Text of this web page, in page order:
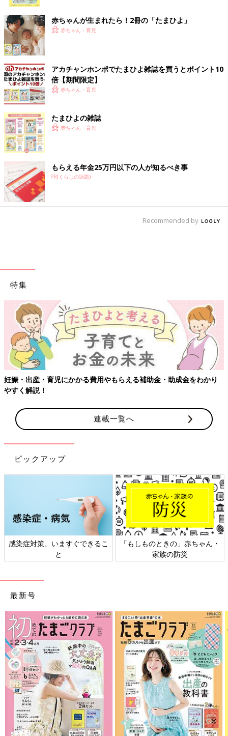
世、親だから…って
あきらめない、チャ
レンジし続ける理由
とは
山登りに潮干狩り、田
赤ちゃんが生まれたら！2冊の「たまひよ」
赤ちゃん・育児
アカチャンホンポでたまひよ雑誌を買うとポイント10
倍【期間限定】
赤ちゃん・育児
たまひよの雑誌
赤ちゃん・育児
もらえる年金25万円以下の人が知るべき事
PR(くらしの話題)
Recommended by
特集
妊娠・出産・育児にかかる費用やもらえる補助金・助成金をわかり
やすく解説！
連載一覧へ
ピックアップ
感染症対策、いますぐできるこ
と
「もしものときの」赤ちゃん・
家族の防災
最新号